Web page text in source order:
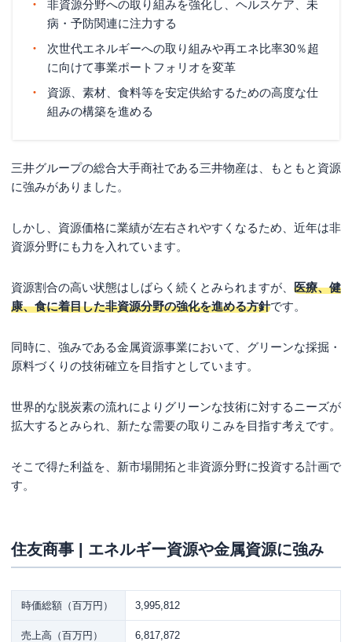
非資源分野への取り組みを強化し、ヘルスケア、未
病・予防関連に注力する
次世代エネルギーへの取り組みや再エネ比率30％超
に向けて事業ポートフォリオを変革
資源、素材、食料等を安定供給するための高度な仕
組みの構築を進める
三井グループの総合大手商社である三井物産は、もともと資源
に強みがありました。
しかし、資源価格に業績が左右されやすくなるため、近年は非
資源分野にも力を入れています。
資源割合の高い状態はしばらく続くとみられますが、 医療、健
康、食に着目した非資源分野の強化を進める方針です。
同時に、強みである金属資源事業において、グリーンな採掘・
原料づくりの技術確立を目指すとしています。
世界的な脱炭素の流れによりグリーンな技術に対するニーズが
拡大するとみられ、新たな需要の取りこみを目指す考えです。
そこで得た利益を、新市場開拓と非資源分野に投資する計画で
す。
住友商事 | エネルギー資源や金属資源に強み
時価総額（百万円） 3,995,812
売上高（百万円） 6,817,872